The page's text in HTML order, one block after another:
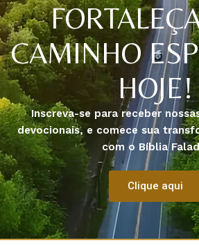
CAMINHO
HOJE!
Inscreva-se para receber
devocionais, e comece sua
com o Bíblia
Clique aqui